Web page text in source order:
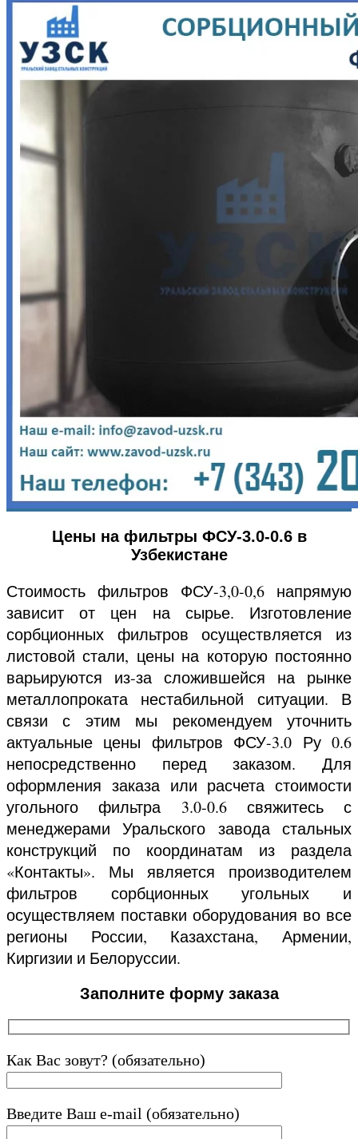
Цены на фильтры ФСУ-3.0-0.6 в
Узбекистане
Стоимость фильтров ФСУ-3,0-0,6 напрямую
зависит от цен на сырье. Изготовление
сорбционных фильтров осуществляется из
листовой стали, цены на которую постоянно
варьируются из-за сложившейся на рынке
металлопроката нестабильной ситуации. В
связи с этим мы рекомендуем уточнить
актуальные цены фильтров ФСУ-3.0 Ру 0.6
непосредственно перед заказом. Для
оформления заказа или расчета стоимости
угольного фильтра 3.0-0.6 свяжитесь с
менеджерами Уральского завода стальных
конструкций по координатам из раздела
«Контакты». Мы является производителем
фильтров сорбционных угольных и
осуществляем поставки оборудования во все
регионы России, Казахстана, Армении,
Киргизии и Белоруссии.
Заполните форму заказа
Как Вас зовут? (обязательно)
Введите Ваш e-mail (обязательно)